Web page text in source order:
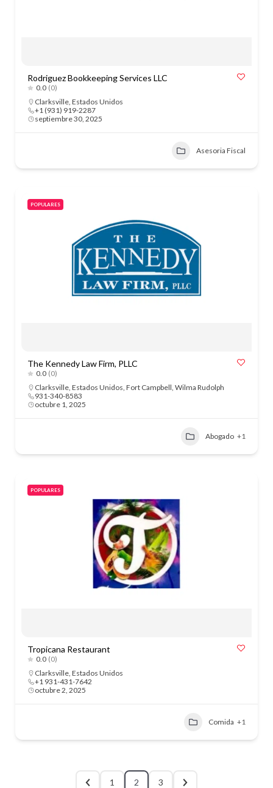
Rodriguez Bookkeeping Services LLC
0.0 (0)
Clarksville, Estados Unidos
+1 (931) 919-2287
septiembre 30, 2025
Asesoria Fiscal
POPULARES
The Kennedy Law Firm, PLLC
0.0 (0)
Clarksville, Estados Unidos, Fort Campbell, Wilma Rudolph
931-340-8583
octubre 1, 2025
Abogado +1
POPULARES
Tropicana Restaurant
0.0 (0)
Clarksville, Estados Unidos
+1 931-431-7642
octubre 2, 2025
Comida +1
1 2 3